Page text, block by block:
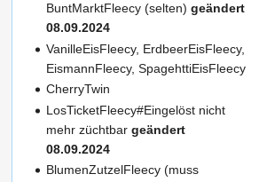
BuntMarktFleecy (selten)geändert
08.09.2024
VanilleEisFleecy, ErdbeerEisFleecy,
EismannFleecy, SpagehttiEisFleecy
CherryTwin
LosTicketFleecy#Eingelöst nicht
mehr züchtbargeändert
08.09.2024
BlumenZutzelFleecy (muss